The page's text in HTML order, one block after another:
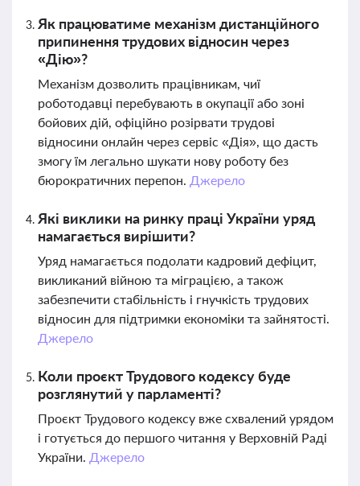
Як працюватиме механізм дистанційного
припинення трудових відносин через
«Дію»?
Механізм дозволить працівникам, чиї
роботодавці перебувають в окупації або зоні
бойових дій, офіційно розірвати трудові
відносини онлайн через сервіс «Дія», що дасть
змогу їм легально шукати нову роботу без
бюрократичних перепон. Джерело
Які виклики на ринку праці України уряд
намагається вирішити?
Уряд намагається подолати кадровий дефіцит,
викликаний війною та міграцією, а також
забезпечити стабільність і гнучкість трудових
відносин для підтримки економіки та зайнятості.
Джерело
Коли проєкт Трудового кодексу буде
розглянутий у парламенті?
Проєкт Трудового кодексу вже схвалений урядом
і готується до першого читання у Верховній Раді
України. Джерело